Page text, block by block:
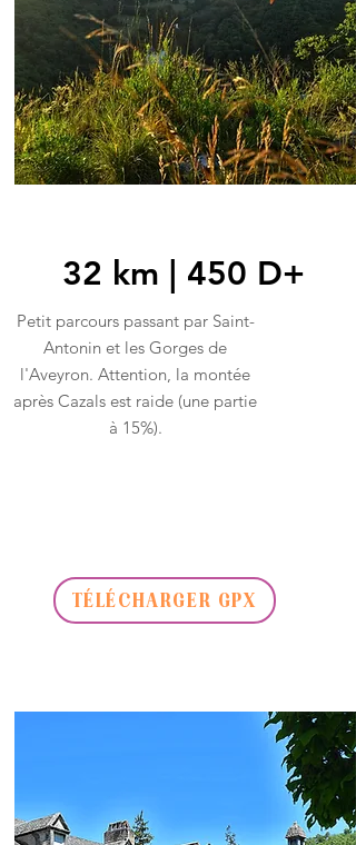
32 km | 450 D+
Petit parcours passant par Saint-
Antonin et les Gorges de
l'Aveyron. Attention, la montée
après Cazals est raide (une partie
à 15%).
TÉLÉCHARGER GPX